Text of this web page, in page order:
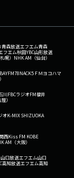
青森放送エフエム青森
フエム秋田YBC山形放送
幌） NHK AM（仙台）
BAYFM78NACK5 ＦＭヨコハマ
川FBCラジオFM福井
）
オK-MIX SHIZUOKA
西Kiss FM KOBE
AM（大阪）
口放送エフエム山口
高知放送エフエム高知